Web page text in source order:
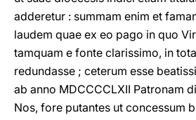
adderetur : summam enim et
laudem quae ex eo pago in quo
tamquam e fonte clarissimo, in
redundasse ; ceterum esse
ab anno MDCCCCLXII Patronam
Nos, fore putantes ut concessum